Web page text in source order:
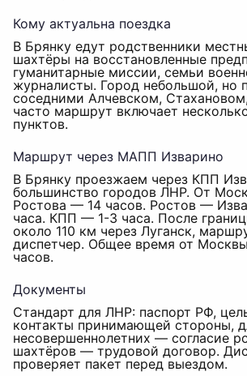
Кому актуальна поездка
В Брянку едут родственники
шахтёры на восстановленные
гуманитарные миссии, семьи
журналисты. Город небольшой, но
соседними Алчевском,
часто маршрут включает
пунктов.
Маршрут через МАПП Изварино
В Брянку проезжаем через КПП
большинство городов ЛНР. От
Ростова — 14 часов. Ростов —
часа. КПП — 1-3 часа. После
около 110 км через Луганск,
диспетчер. Общее время от
часов.
Документы
Стандарт для ЛНР: паспорт РФ,
контакты принимающей стороны,
несовершеннолетних — согласие
шахтёров — трудовой договор.
проверяет пакет перед выездом.